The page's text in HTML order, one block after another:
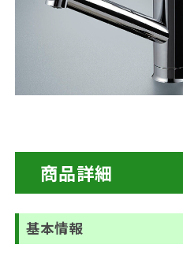
商品詳細
基本情報